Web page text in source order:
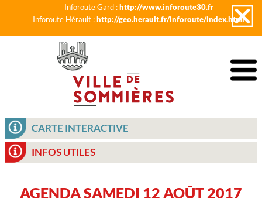
Inforoute Gard :http://www.inforoute30.fr
Inforoute Hérault :http://geo.herault.fr/inforoute/index.html
CARTE INTERACTIVE
INFOS UTILES
AGENDA SAMEDI 12 AOÛT 2017